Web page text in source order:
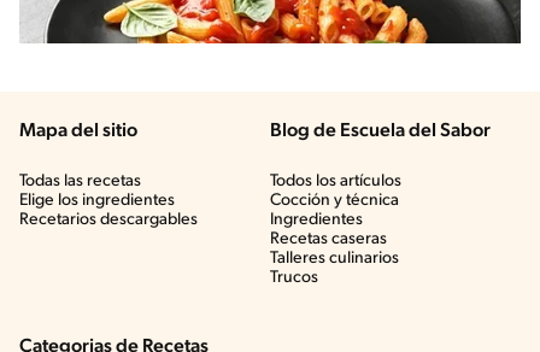
Mapa del sitio
Todas las recetas
Elige los ingredientes
Recetarios descargables
Blog de Escuela del Sabor
Todos los artículos
Cocción y técnica
Ingredientes
Recetas caseras
Talleres culinarios
Trucos
Categorias de Recetas